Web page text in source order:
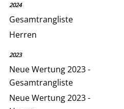
2024
Gesamtrangliste
Herren
2023
Neue Wertung 2023 -
Gesamtrangliste
Neue Wertung 2023 -